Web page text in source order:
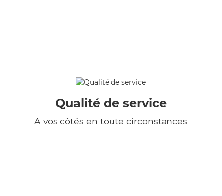
Qualité de service
A vos côtés en toute circonstances